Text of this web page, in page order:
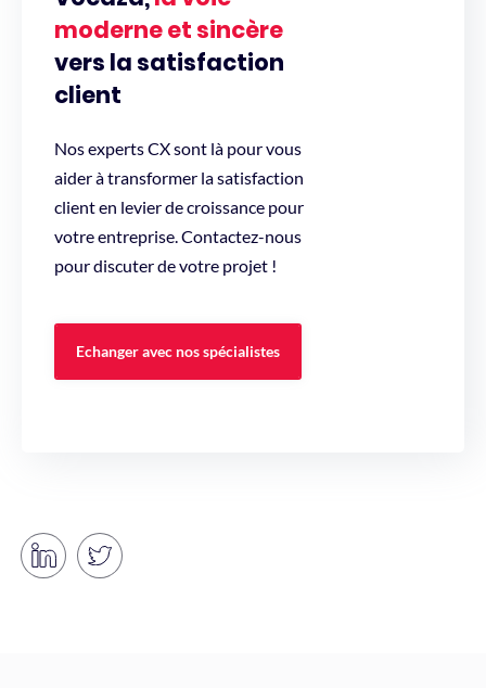
moderne et sincère
vers la satisfaction
client
Nos experts CX sont là pour vous
aider à transformer la satisfaction
client en levier de croissance pour
votre entreprise. Contactez-nous
pour discuter de votre projet !
Echanger avec nos spécialistes